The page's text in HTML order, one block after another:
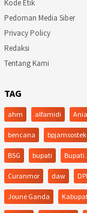
Kode Etik
Pedoman Media Siber
Privacy Policy
Redaksi
Tentang Kami
TAG
ahm alfamidi
bencana bpjamsostek
BSG bupati Bupati
Curanmor daw
Joune Ganda